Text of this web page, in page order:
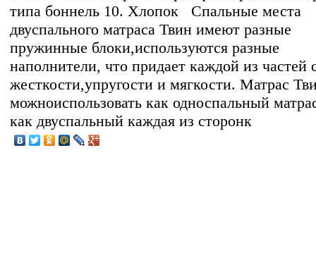
типа боннель 10. Хлопок Спальные места
двуспального матраса Твин имеют разные
пружинные блоки,используются разные
наполнители, что придает каждой из частей
жесткости,упругости и мягкости. Матрас
можноиспользовать как односпальный
как двуспальный каждая из сторонк